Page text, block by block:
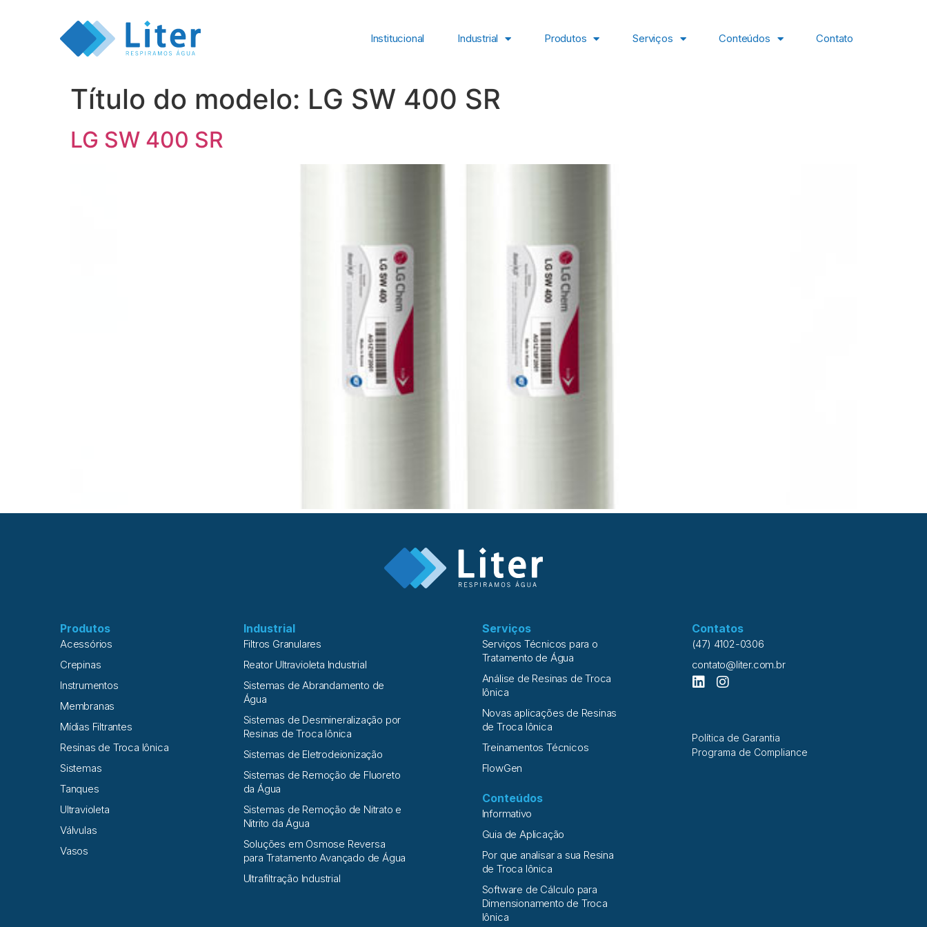
Institucional Industrial Produtos Serviços Conteúdos Contato
Título do modelo: LG SW 400 SR
LG SW 400 SR
Produtos
Acessórios
Crepinas
Instrumentos
Membranas
Mídias Filtrantes
Resinas de Troca Iônica
Sistemas
Tanques
Ultravioleta
Válvulas
Vasos
Industrial
Filtros Granulares
Reator Ultravioleta Industrial
Sistemas de Abrandamento de
Água
Sistemas de Desmineralização por
Resinas de Troca Iônica
Sistemas de Eletrodeionização
Sistemas de Remoção de Fluoreto
da Água
Sistemas de Remoção de Nitrato e
Nitrito da Água
Soluções em Osmose Reversa
para Tratamento Avançado de Água
Ultrafiltração Industrial
Serviços
Serviços Técnicos para o
Tratamento de Água
Análise de Resinas de Troca
Iônica
Novas aplicações de Resinas
de Troca Iônica
Treinamentos Técnicos
FlowGen
Conteúdos
Informativo
Guia de Aplicação
Por que analisar a sua Resina
de Troca Iônica
Software de Cálculo para
Dimensionamento de Troca
Iônica
Contatos
(47) 4102-0306
contato@liter.com.br
Política de Garantia
Programa de Compliance